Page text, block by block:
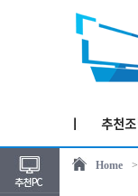
Home >